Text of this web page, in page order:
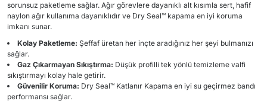
sorunsuz paketleme sağlar. Ağır görevlere dayanıklı alt kısımla sert, hafif
naylon ağır kullanıma dayanıklıdır ve Dry Seal™ kapama en iyi koruma
imkanı sunar.
Kolay Paketleme: Şeffaf üretan her inçte aradığınız her şeyi bulmanızı
sağlar.
Gaz Çıkarmayan Sıkıştırma: Düşük profilli tek yönlü temizleme valfi
sıkıştırmayı kolay hale getirir.
Güvenilir Koruma: Dry Seal™ Katlanır Kapama en iyi su geçirmez bandı
performansı sağlar.